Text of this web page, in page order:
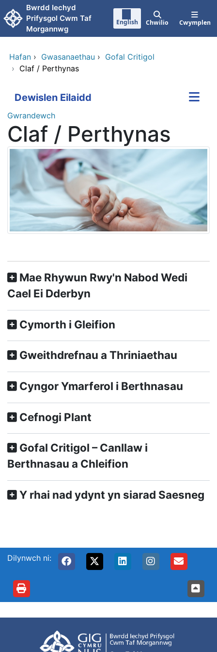
Neidio i'r prif gynnwy
Bwrdd Iechyd
Prifysgol Cwm Taf
Morgannwg
English Chwilio Cwymplen
Hafan › Gwasanaethau › Gofal Critigol
› Claf / Perthynas
Dewislen Eilaidd
Gwrandewch
Claf / Perthynas
Mae Rhywun Rwy'n Nabod Wedi
Cael Ei Dderbyn
Cymorth i Gleifion
Gweithdrefnau a Thriniaethau
Cyngor Ymarferol i Berthnasau
Cefnogi Plant
Gofal Critigol – Canllaw i
Berthnasau a Chleifion
Y rhai nad ydynt yn siarad Saesneg
Dilynwch ni: